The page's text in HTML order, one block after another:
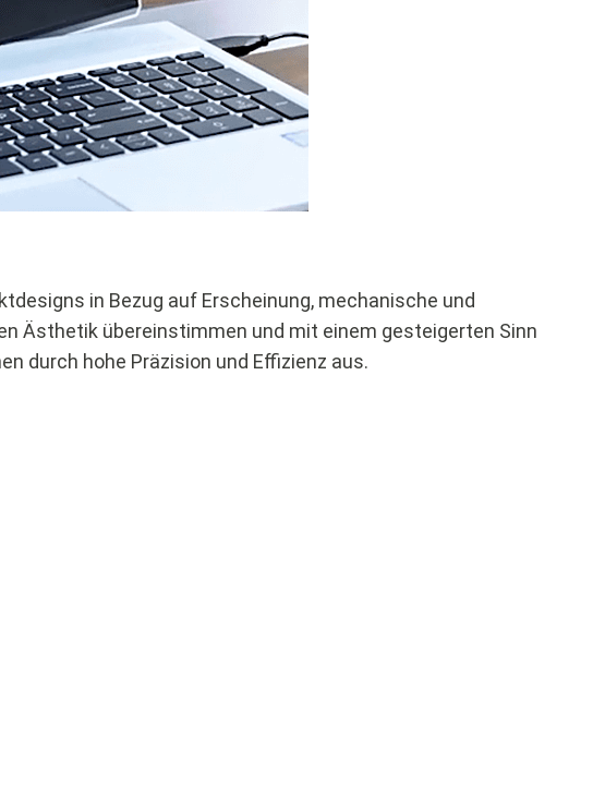
in Bezug auf Erscheinung, mechanische und
Ästhetik übereinstimmen und mit einem gesteigerten Sinn
durch hohe Präzision und Effizienz aus.